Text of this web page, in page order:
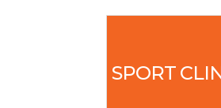
SPORT